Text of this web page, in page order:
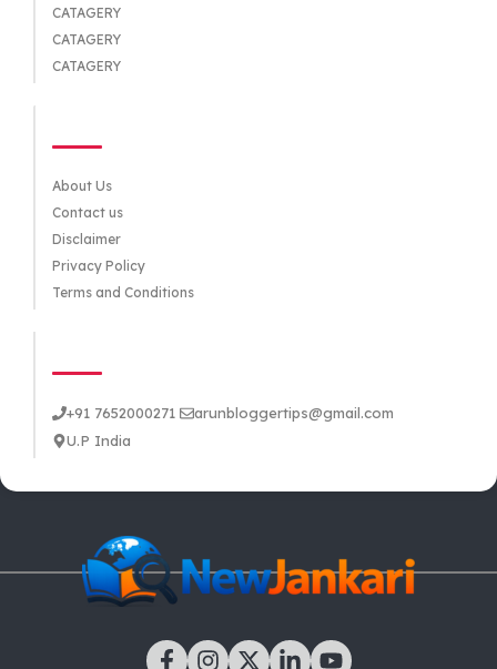
CATAGERY
CATAGERY
CATAGERY
About Us
Contact us
Disclaimer
Privacy Policy
Terms and Conditions
+91 7652000271
arunbloggertips@gmail.com
U.P India